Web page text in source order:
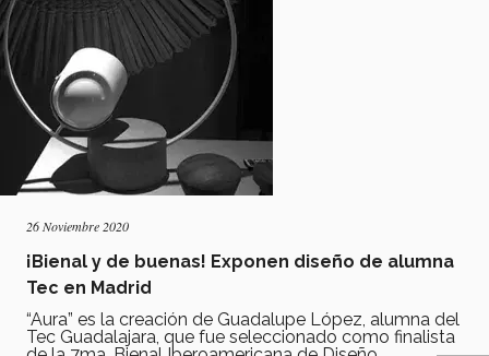
26 Noviembre 2020
¡Bienal y de buenas! Exponen diseño de alumna
Tec en Madrid
“Aura” es la creación de Guadalupe López, alumna del
Tec Guadalajara, que fue seleccionado como finalista